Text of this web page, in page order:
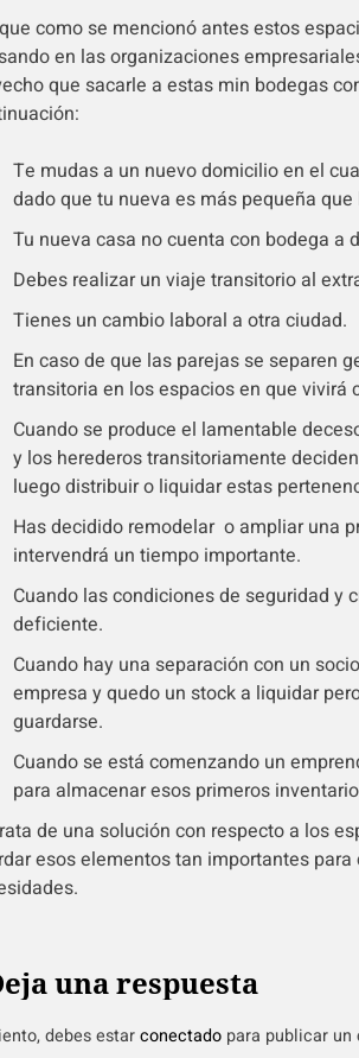
como se mencionó antes estos
en las organizaciones
que sacarle a estas min bodegas
Te mudas a un nuevo domicilio en el
dado que tu nueva es más pequeña
Tu nueva casa no cuenta con bodega a
Debes realizar un viaje transitorio al
Tienes un cambio laboral a otra ciudad.
En caso de que las parejas se separen
transitoria en los espacios en que vivirá
Cuando se produce el lamentable
y los herederos transitoriamente
luego distribuir o liquidar estas
Has decidido remodelar o ampliar una
intervendrá un tiempo importante.
Cuando las condiciones de seguridad y
deficiente.
Cuando hay una separación con un
empresa y quedo un stock a liquidar
guardarse.
Cuando se está comenzando un
para almacenar esos primeros
de una solución con respecto a los
esos elementos tan importantes
una respuesta
debes estarconectadopara publicar un